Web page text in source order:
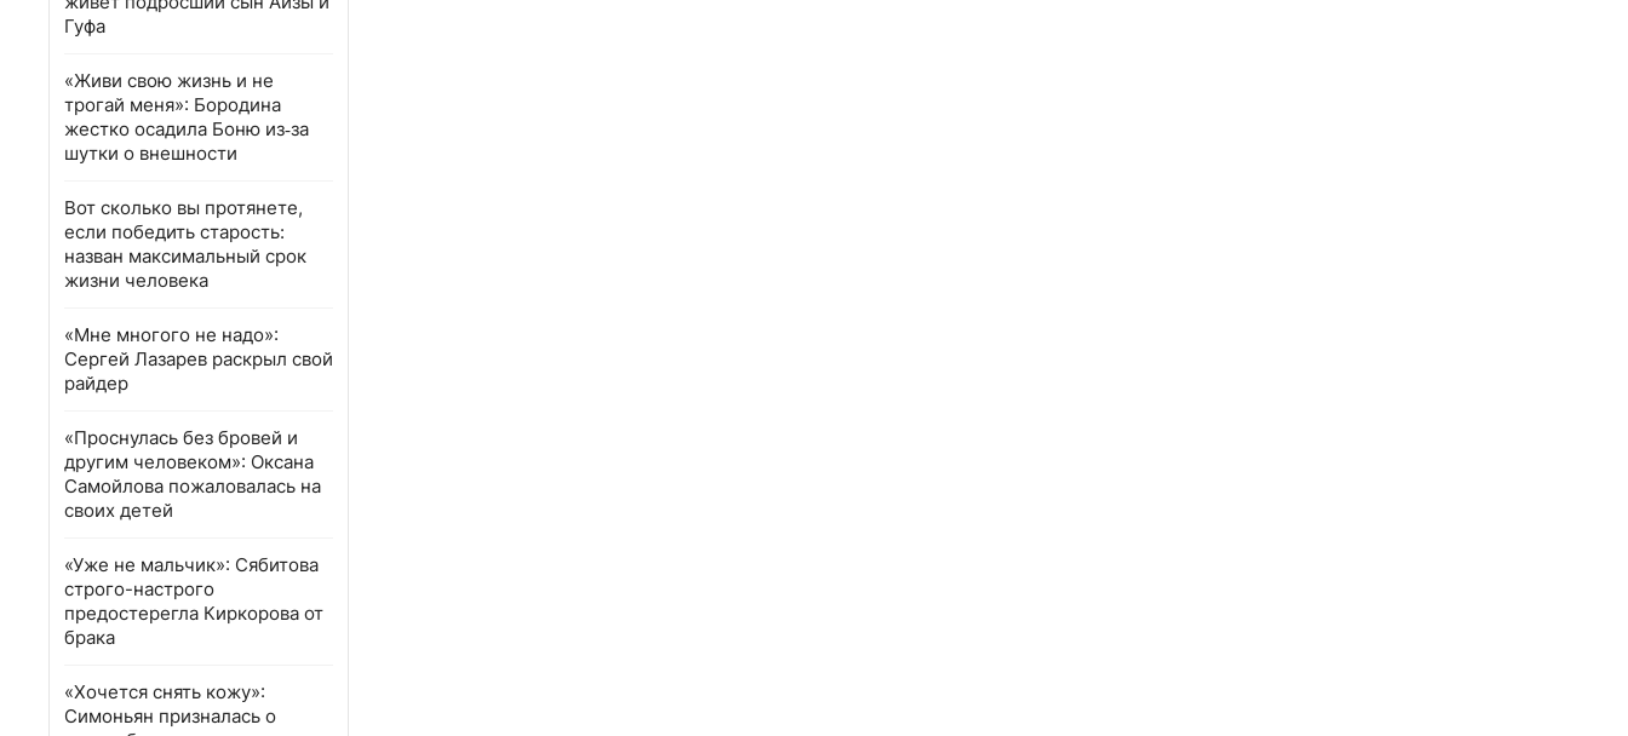
Гуфа
«Живи свою жизнь и не
трогай меня»: Бородина
жестко осадила Боню из‑за
шутки о внешности
Вот сколько вы протянете,
если победить старость:
назван максимальный срок
жизни человека
«Мне многого не надо»:
Сергей Лазарев раскрыл свой
райдер
«Проснулась без бровей и
другим человеком»: Оксана
Самойлова пожаловалась на
своих детей
«Уже не мальчик»: Сябитова
строго-настрого
предостерегла Киркорова от
брака
«Хочется снять кожу»:
Симоньян призналась о